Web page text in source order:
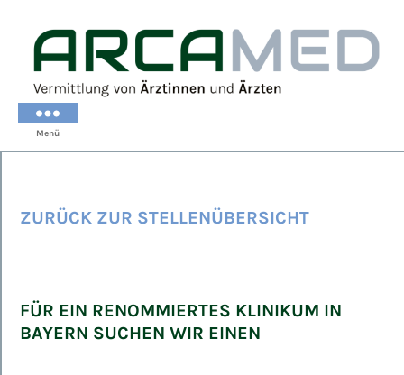
Menü
ZURÜCK ZUR STELLENÜBERSICHT
FÜR EIN RENOMMIERTES KLINIKUM IN
BAYERN SUCHEN WIR EINEN